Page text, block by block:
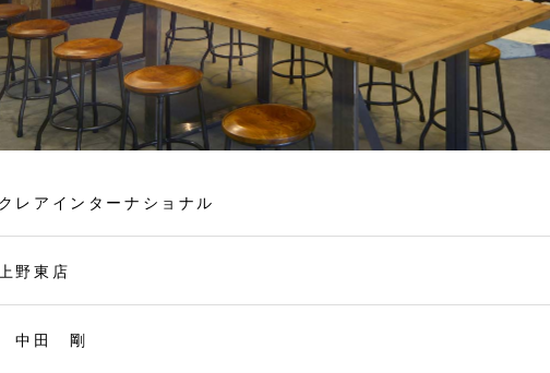
レアインターナショナル
野東店
中田 剛